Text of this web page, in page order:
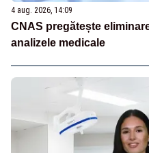
4 aug. 2026, 14:09
CNAS pregătește
analizele medicale